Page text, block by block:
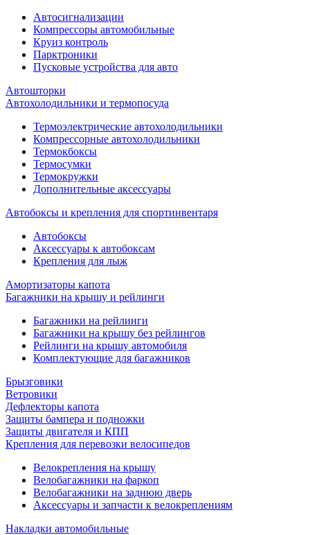
Автосигнализации
Компрессоры автомобильные
Круиз контроль
Парктроники
Пусковые устройства для авто
Автошторки
Автохолодильники и термопосуда
Термоэлектрические автохолодильники
Компрессорные автохолодильники
Термокбоксы
Термосумки
Термокружки
Дополнительные аксессуары
Автобоксы и крепления для спортинвентаря
Автобоксы
Аксессуары к автобоксам
Крепления для лыж
Амортизаторы капота
Багажники на крышу и рейлинги
Багажники на рейлинги
Багажники на крышу без рейлингов
Рейлинги на крышу автомобиля
Комплектующие для багажников
Брызговики
Ветровики
Дефлекторы капота
Защиты бампера и подножки
Защиты двигателя и КПП
Крепления для перевозки велосипедов
Велокрепления на крышу
Велобагажники на фаркоп
Велобагажники на заднюю дверь
Аксессуары и запчасти к велокреплениям
Накладки автомобильные